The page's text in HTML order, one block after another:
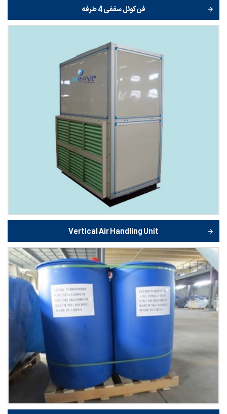
فن کوئل سقفی 4 طرفه
Vertical Air Handling Unit